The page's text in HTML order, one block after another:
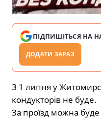
ПІДПИШІТЬСЯ НА
ДОДАТИ ЗАРАЗ
З 1 липня у
кондукторів не буде.
За проїзд можна